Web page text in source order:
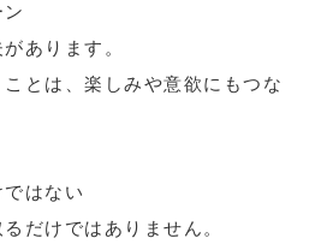
あります。
ことは、楽しみや意欲にもつな
ではない
だけではありません。